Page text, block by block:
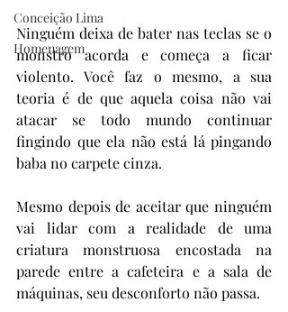
Conceição Lima
Homenagem
Ninguém deixa de bater nas teclas se o
monstro acorda e começa a ficar
violento. Você faz o mesmo, a sua
teoria é de que aquela coisa não vai
atacar se todo mundo continuar
fingindo que ela não está lá pingando
baba no carpete cinza.
Mesmo depois de aceitar que ninguém
vai lidar com a realidade de uma
criatura monstruosa encostada na
parede entre a cafeteira e a sala de
máquinas, seu desconforto não passa.